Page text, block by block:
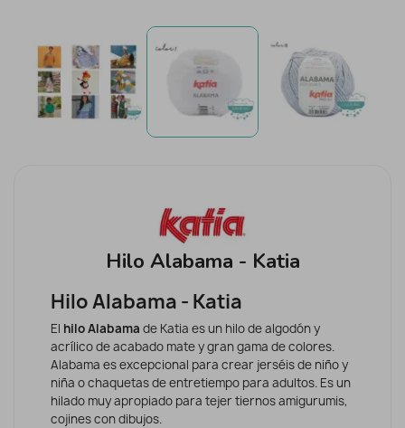
Hilo Alabama - Katia
Hilo Alabama - Katia
El hilo Alabama de Katia es un hilo de algodón y
acrílico de acabado mate y gran gama de colores.
Alabama es excepcional para crear jerséis de niño y
niña o chaquetas de entretiempo para adultos. Es un
hilado muy apropiado para tejer tiernos amigurumis,
cojines con dibujos.